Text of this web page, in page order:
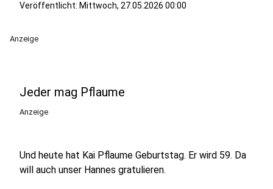
Veröffentlicht: Mittwoch, 27.05.2026 00:00
Anzeige
Jeder mag Pflaume
Anzeige
Und heute hat Kai Pflaume Geburtstag. Er wird 59. Da
will auch unser Hannes gratulieren.